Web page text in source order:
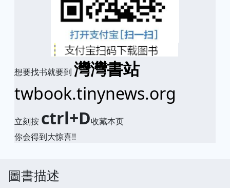
想要找书就要到 灣灣書站
twbook.tinynews.org
立刻按 ctrl+D收藏本页
你会得到大惊喜!!
圖書描述